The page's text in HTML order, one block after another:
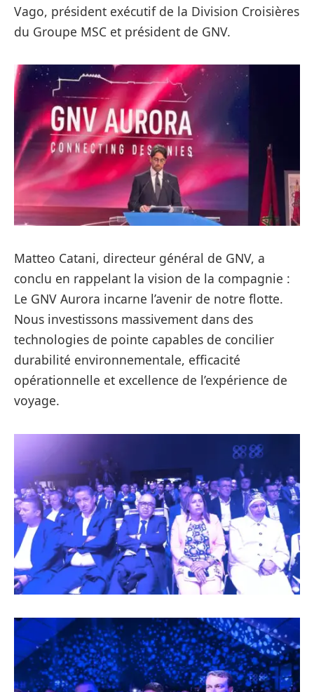
Vago, président exécutif de la Division Croisières
du Groupe MSC et président de GNV.
Matteo Catani, directeur général de GNV, a
conclu en rappelant la vision de la compagnie :
Le GNV Aurora incarne l’avenir de notre flotte.
Nous investissons massivement dans des
technologies de pointe capables de concilier
durabilité environnementale, efficacité
opérationnelle et excellence de l’expérience de
voyage.